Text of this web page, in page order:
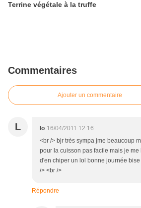
Terrine végétale à la truffe
Commentaires
Ajouter un commentaire
L lo 16/04/2011 12:16
<br /> bjr très sympa jme beaucoup
pour la cuisson pas facile mais je
d'en chiper un lol bonne journée
/> <br />
Répondre